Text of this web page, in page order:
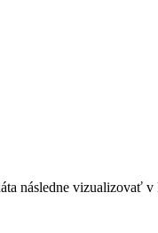
následne vizualizovať v